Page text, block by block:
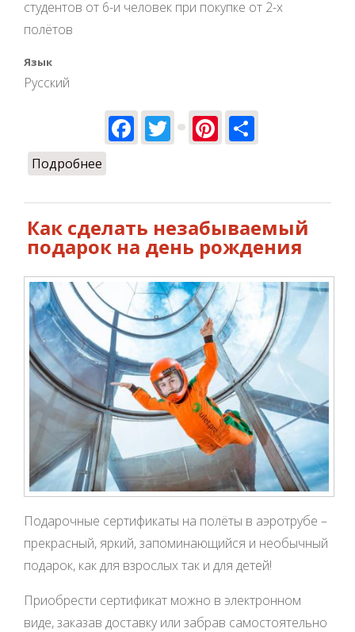
студентов от 6-и человек при покупке от 2-х
полётов
Язык
Русский
Facebook
TwitterPinterest
Подробнее
Как сделать незабываемый
подарок на день рождения
Подарочные сертификаты на полёты в аэротрубе –
прекрасный, яркий, запоминающийся и необычный
подарок, как для взрослых так и для детей!
Приобрести сертификат можно в электронном
виде, заказав доставку или забрав самостоятельно